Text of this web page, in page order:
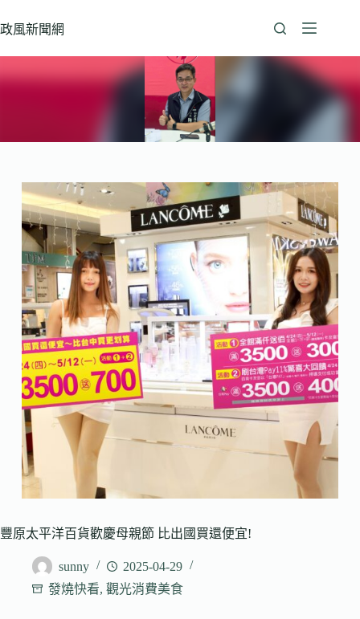
至
政風新聞網
豐原太平洋百貨歡慶母親節 比出國買還便宜!
sunny
2025-04-29
發燒快看, 觀光消費美食